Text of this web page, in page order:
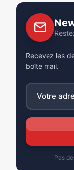
Recevez les
boîte mail.
Pas